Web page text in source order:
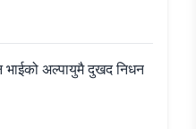
भाईको अल्पायुमै दुखद निधन